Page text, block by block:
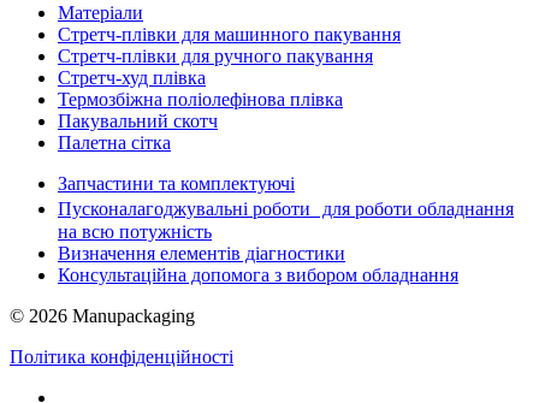
Матеріали
Стретч-плівки для машинного пакування
Стретч-плівки для ручного пакування
Стретч-худ плівка
Термозбіжна поліолефінова плівка
Пакувальний скотч
Палетна сітка
Запчастини та комплектуючі
Пусконалагоджувальні роботи для роботи обладнання
на всю потужність
Визначення елементів діагностики
Консультаційна допомога з вибором обладнання
© 2026 Manupackaging
Політика конфіденційності